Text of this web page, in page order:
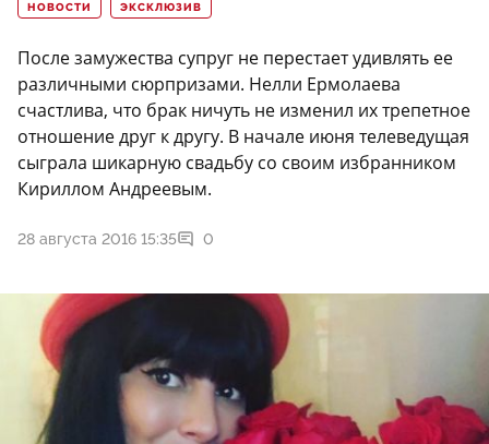
НОВОСТИ ЭКСКЛЮЗИВ
После замужества супруг не перестает удивлять ее
различными сюрпризами. Нелли Ермолаева
счастлива, что брак ничуть не изменил их трепетное
отношение друг к другу. В начале июня телеведущая
сыграла шикарную свадьбу со своим избранником
Кириллом Андреевым.
28 августа 2016 15:35 0